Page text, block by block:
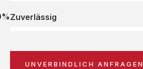
Zuverlässig
UNVERBINDLICH ANFRAGEN